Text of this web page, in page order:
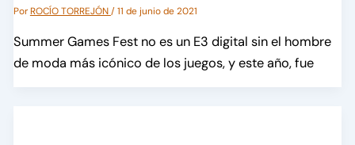
PorROCÍO TORREJÓN/11 de junio de 2021
Summer Games Fest no es un E3 digital sin el hombre
de moda más icónico de los juegos, y este año, fue